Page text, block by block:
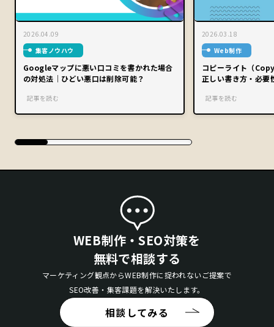
2026.04.09
集客ノウハウ
Googleマップに悪い口コミを書かれた場合
の対処法｜ひどい悪口は削除可能？
記事を読む
2026.03.18
Web制作
コピーライト（
正しい書き方・必要
記事を読む
WEB制作・SEO対策を
無料で相談する
マーケティング観点からWEB制作に捉われないご提案で
SEO改善・集客課題を解決いたします。
相談してみる